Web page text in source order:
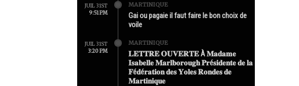
JUIL 31ST
9:51 PM
MARTINIQUE
Gai ou pagaie il faut faire le bon choix de
voile
JUIL 31ST
3:20 PM
MARTINIQUE
𝐋𝐄𝐓𝐓𝐑𝐄 𝐎𝐔𝐕𝐄𝐑𝐓𝐄 À 𝐌𝐚𝐝𝐚𝐦𝐞
𝐈𝐬𝐚𝐛𝐞𝐥𝐥𝐞 𝐌𝐚𝐫𝐥𝐛𝐨𝐫𝐨𝐮𝐠𝐡 𝐏𝐫é𝐬𝐢𝐝𝐞𝐧𝐭𝐞 𝐝𝐞 𝐥𝐚
𝐅é𝐝é𝐫𝐚𝐭𝐢𝐨𝐧 𝐝𝐞𝐬 𝐘𝐨𝐥𝐞𝐬 𝐑𝐨𝐧𝐝𝐞𝐬 𝐝𝐞
𝐌𝐚𝐫𝐭𝐢𝐧𝐢𝐪𝐮𝐞